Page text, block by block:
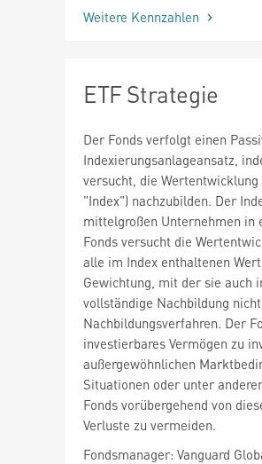
Weitere Kennzahlen
ETF Strategie
Der Fonds verfolgt einen
Indexierungsanlageansatz,
versucht, die Wertentwicklung
"Index") nachzubilden. Der
mittelgroßen Unternehmen in
Fonds versucht die
alle im Index enthaltenen
Gewichtung, mit der sie auch
vollständige Nachbildung
Nachbildungsverfahren. Der
investierbares Vermögen zu
außergewöhnlichen
Situationen oder unter
Fonds vorübergehend von
Verluste zu vermeiden.
Fondsmanager: Vanguard